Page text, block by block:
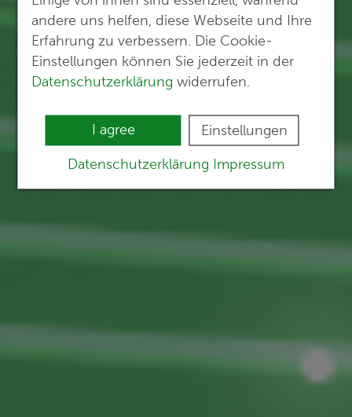
andere uns helfen, diese Webseite und Ihre
Erfahrung zu verbessern. Die Cookie-
Einstellungen können Sie jederzeit in der
Datenschutzerklärung widerrufen.
I agree Einstellungen
Datenschutzerklärung Impressum
You see tasks. We see the
solutions.